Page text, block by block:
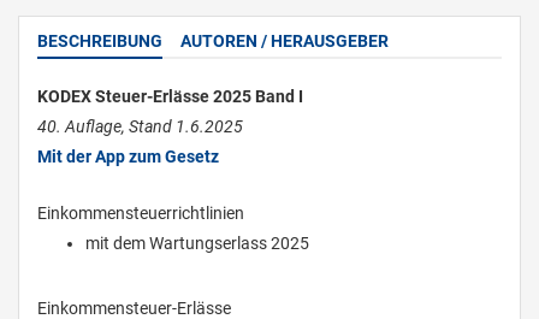
BESCHREIBUNG AUTOREN / HERAUSGEBER
KODEX Steuer-Erlässe 2025 Band I
40. Auflage, Stand 1.6.2025
Mit der App zum Gesetz
Einkommensteuerrichtlinien
mit dem Wartungserlass 2025
Einkommensteuer-Erlässe